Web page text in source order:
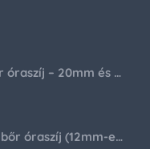
Keskenyített bőr óraszíj – 20mm és 22mm méretben
Krokodil mintás bőr óraszíj (12mm-es befogóval rendelkező órához)